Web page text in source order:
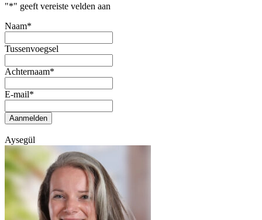
"*" geeft vereiste velden aan
Naam*
Tussenvoegsel
Achternaam*
E-mail*
Aanmelden
Aysegül